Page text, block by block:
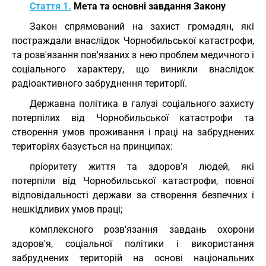
Стаття 1. Мета та основні завдання Закону
Закон спрямований на захист громадян, які
постраждали внаслідок Чорнобильської катастрофи,
та розв'язання пов'язаних з нею проблем медичного і
соціального характеру, що виникли внаслідок
радіоактивного забруднення території.
Державна політика в галузі соціального захисту
потерпілих від Чорнобильської катастрофи та
створення умов проживання і праці на забруднених
територіях базується на принципах:
пріоритету життя та здоров'я людей, які
потерпіли від Чорнобильської катастрофи, повної
відповідальності держави за створення безпечних і
нешкідливих умов праці;
комплексного розв'язання завдань охорони
здоров'я, соціальної політики і використання
забруднених територій на основі національних